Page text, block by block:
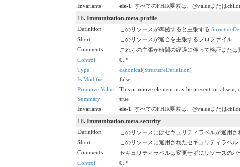
Invariants ele-1 : すべてのFHIR要素は、@valueまたは
16. Immunization.meta.profile
Definition このリソースが準拠すると主張する
Short
このリソースが適合を主張するプロファイル
Comments
これらの主張が時間の経過に伴って検証また
Control
0..*
Type
canonical(StructureDefinition)
Is Modifier
false
Primitive Value
This primitive element may be present, or absent,
Summary
true
Invariants
ele-1 : すべてのFHIR要素は、@valueまたは
18. Immunization.meta.security
Definition
このリソースにはセキュリティラベルが適用
Short
このリソースに適用されたセキュリティラベル
Comments
セキュリティラベルは変更せずにリソースの
Control
0..*